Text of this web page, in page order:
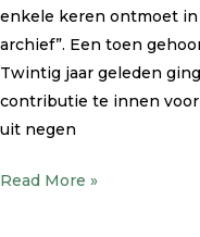
enkele keren ontmoet in
archief”. Een toen
Twintig jaar geleden
contributie te innen voor
uit negen
Read More »